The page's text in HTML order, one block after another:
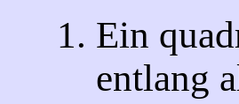
Ein
entlang